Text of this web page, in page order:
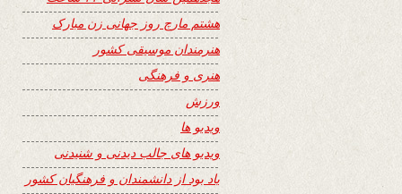
هشتم مارچ روز جهانی زن مبارک
هنرمندان موسیقی کشور
هنری و فرهنگی
ورزش
ویدیو ها
ویدیو های جالب دیدنی و شنیدنی
یاد بود از دانشمندان و فرهنگیان کشور